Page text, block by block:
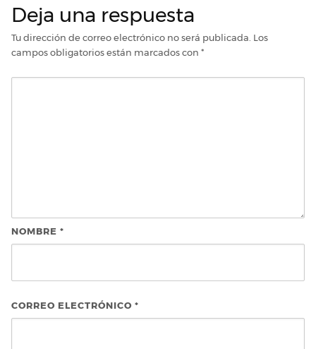
Deja una respuesta
Tu dirección de correo electrónico no será publicada. Los
campos obligatorios están marcados con *
NOMBRE *
CORREO ELECTRÓNICO *